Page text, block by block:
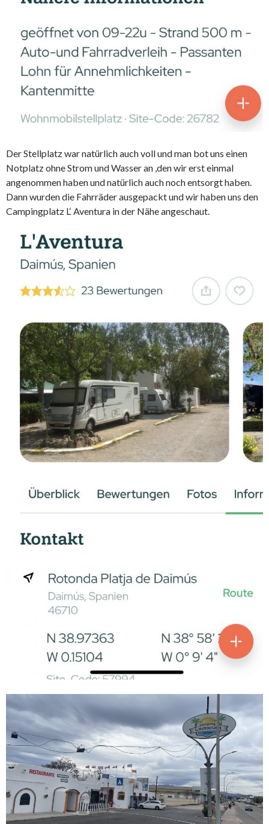
Der Stellplatz war natürlich auch voll und man bot uns einen
Notplatz ohne Strom und Wasser an ,den wir erst einmal
angenommen haben und natürlich auch noch entsorgt haben.
Dann wurden die Fahrräder ausgepackt und wir haben uns den
Campingplatz L‘ Aventura in der Nähe angeschaut.